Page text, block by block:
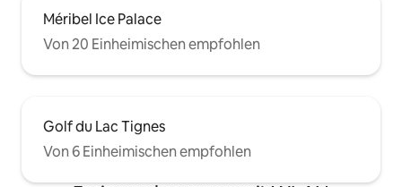
Méribel Ice Palace
Von 20 Einheimischen empfohlen
Golf du Lac Tignes
Von 6 Einheimischen empfohlen